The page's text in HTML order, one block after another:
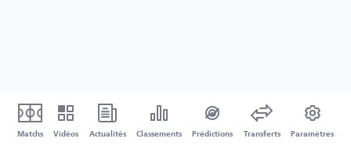
Matchs Vidéos Actualités Classements Prédictions Transferts Paramètres